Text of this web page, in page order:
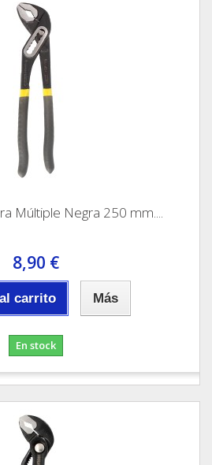
Múltiple Negra 250 mm....
8,90 €
carrito Más
En stock